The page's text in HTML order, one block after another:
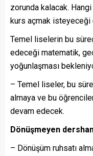
zorunda kalacak.
kurs açmak isteyeceği
Temel liselerin bu
edeceği matematik,
yoğunlaşması
– Temel liseler, bu
almaya ve bu
devam edecek.
Dönüşmeyen
– Dönüşüm ruhsatı